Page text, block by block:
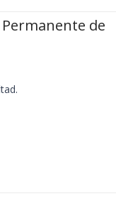
Permanente de